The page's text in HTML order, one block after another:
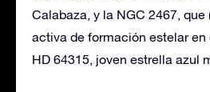
Calabaza, y la NGC 2467, que
activa de formación estelar en
HD 64315, joven estrella azul